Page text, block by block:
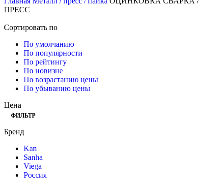
ПРЕСС
Сортировать по
По умолчанию
По популярности
По рейтингу
По новизне
По возрастанию цены
По убыванию цены
Цена
ФИЛЬТР
Бренд
Kan
Sanha
Viega
Россия